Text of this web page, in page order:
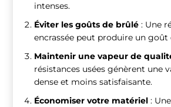
intenses.
Éviter les goûts de brûlé : Une
encrassée peut produire un goût
Maintenir une vapeur de
résistances usées génèrent une
dense et moins satisfaisante.
Économiser votre matériel :